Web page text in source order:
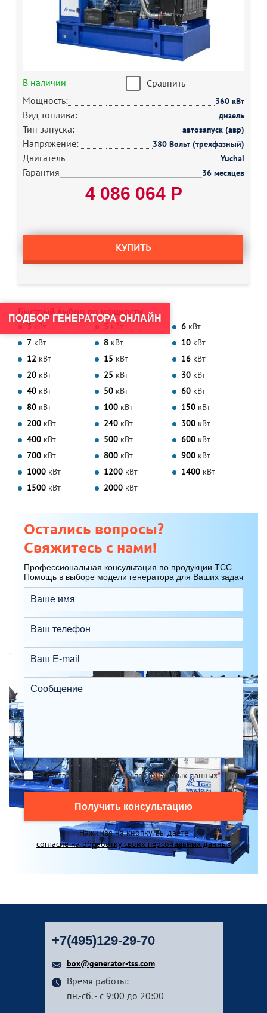
В наличии
Сравнить
Мощность:
360 кВт
Вид топлива: дизель
Тип запуска: автозапуск (авр)
Напряжение: 380 Вольт (трехфазный)
Двигатель Yuchai
Гарантия 36 месяцев
4 086 064 Р
КУПИТЬ
Быстрый выбор по мощности
3 кВт 5 кВт 6 кВт
7 кВт 8 кВт 10 кВт
12 кВт 15 кВт 16 кВт
20 кВт 25 кВт 30 кВт
40 кВт 50 кВт 60 кВт
80 кВт 100 кВт 150 кВт
200 кВт 240 кВт 300 кВт
400 кВт 500 кВт 600 кВт
700 кВт 800 кВт 900 кВт
1000 кВт 1200 кВт 1400 кВт
1500 кВт 2000 кВт
Остались вопросы?
Свяжитесь с нами!
Профессиональная консультация по продукции ТСС.
Помощь в выборе модели генератора для Ваших задач
Я согласен на обработку персональных данных*
Получить консультацию
Нажимая на кнопку, вы даете
согласие на обработку своих персональных данных
+7(495)129-29-70
box@generator-tss.com
Время работы:
пн.-сб. - с 9:00 до 20:00
ПОДБОР ГЕНЕРАТОРА ОНЛАЙН